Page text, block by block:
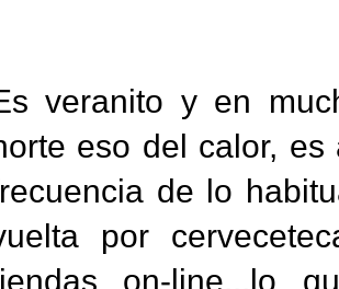
veranito y en
eso del calor,
de lo
por
on-line...lo